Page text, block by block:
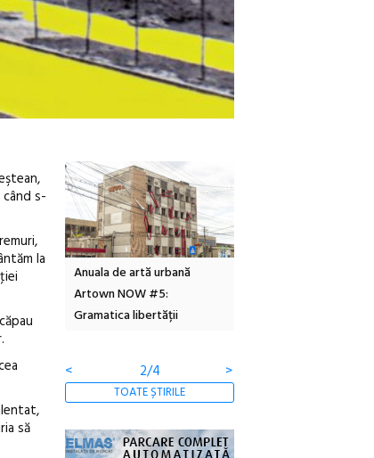
s-
la
să
de artă urbană
libertății
Festivalul Cinemascop
revine la Eforie Sud cu a IX-a
ediție
<
3/4 >
TOATE ȘTIRILE